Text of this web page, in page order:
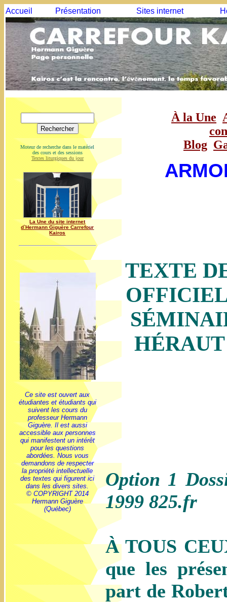
Accueil Présentation Sites internet
Moteur de recherche dans le matériel
des cours et des sessions
Textes liturgiques du jour
La Une du site internet
d`Hermann Giguère Carrefour
Kairos
Ce site est ouvert aux
étudiantes et étudiants qui
suivent les cours du
professeur Hermann
Giguère. Il est aussi
accessible aux personnes
qui manifestent un intérêt
pour les questions
abordées. Nous vous
demandons de respecter
la propriété intellectuelle
des textes qui figurent ici
dans les divers sites.
© COPYRIGHT 2014
Hermann Giguère
(Québec)
À la Une
Blog
TEXTE
Option 1
1999 825.fr
À TOUS
que les
part de